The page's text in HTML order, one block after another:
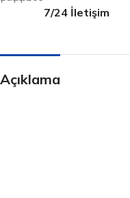
7/24 İletişim
Açıklama